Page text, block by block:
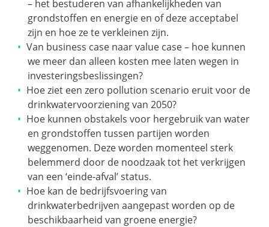
– het bestuderen van afhankelijkheden van
grondstoffen en energie en of deze acceptabel
zijn en hoe ze te verkleinen zijn.
Van business case naar value case – hoe kunnen
we meer dan alleen kosten mee laten wegen in
investeringsbeslissingen?
Hoe ziet een zero pollution scenario eruit voor de
drinkwatervoorziening van 2050?
Hoe kunnen obstakels voor hergebruik van water
en grondstoffen tussen partijen worden
weggenomen. Deze worden momenteel sterk
belemmerd door de noodzaak tot het verkrijgen
van een ‘einde-afval’ status.
Hoe kan de bedrijfsvoering van
drinkwaterbedrijven aangepast worden op de
beschikbaarheid van groene energie?